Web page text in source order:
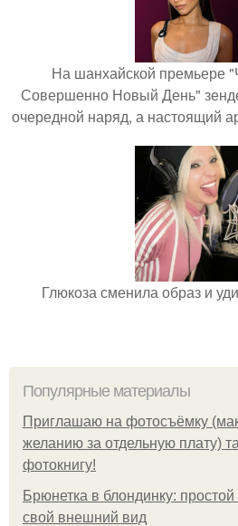
На шанхайской премьере
Совершенно Новый День"
очередной наряд, а настоящий
Глюкоза сменила образ и
Популярные материалы
Приглашаю на фотосъёмку
желанию за отдельную плату)
фотокнигу!
Брюнетка в блондинку:
свой внешний вид